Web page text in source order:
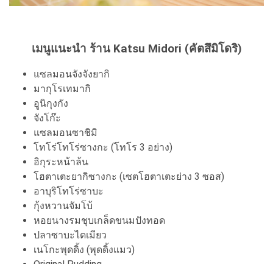
เมนูแนะนำ ร้าน Katsu Midori (คัตสึมิโดริ)
แซลมอนจังจังยากิ
มากุโรเทมากิ
อูนิกุงกัง
จังโก๊ะ
แซลมอนซาชิมิ
โทโร่โทโร่ซางกะ (โทโร 3 อย่าง)
อิกุระหน้าล้น
โฮตาเตะยากิซางกะ (เซตโฮตาเตะย่าง 3 ซอส)
อาบุริโทโร่ซาบะ
กุ้งหวานจัมโบ้
หอยนางรมชุบเกล็ดขนมปังทอด
ปลาซาบะไดเมียว
เนโกะพุดดิ้ง (พุดดิ้งแมว)